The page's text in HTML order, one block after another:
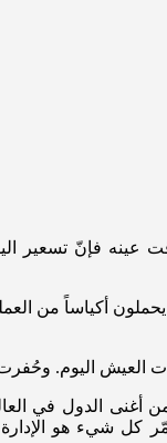
أكياساً من
العيش اليوم. وحُفرت
من أغنى الدول
كل شيء هو